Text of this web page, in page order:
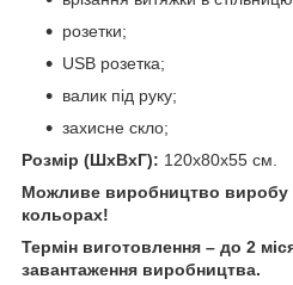
розетки;
USB розетка;
валик під руку;
захисне скло;
Розмір (ШхВхГ): 120х80х55 см.
Можливе виробництво виробу
кольорах!
Термін виготовлення – до 2
завантаження виробництва.